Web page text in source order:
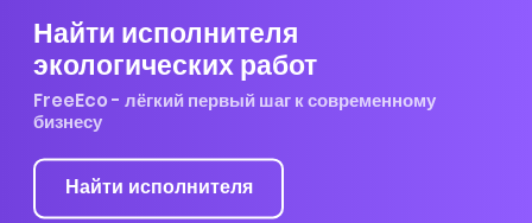
Найти исполнителя
экологических работ
FreeEco - лёгкий первый шаг к современному
бизнесу
Найти исполнителя